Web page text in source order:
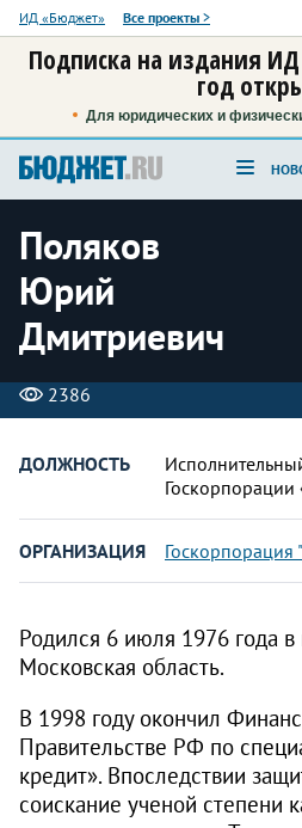
ИД «Бюджет» Все проекты >
Подписка на издания
год
Для юридических и
Поляков
Юрий
Дмитриевич
2386
ДОЛЖНОСТЬ
ОРГАНИЗАЦИЯ Госкорпорация
Родился 6 июля 1976 года
Московская область.
В 1998 году окончил
Правительстве РФ по
кредит». Впоследствии
соискание ученой степени